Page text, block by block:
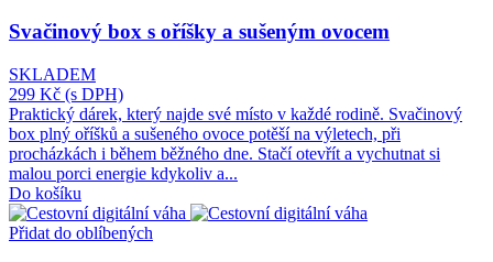
Svačinový box s oříšky a sušeným ovocem
SKLADEM
299 Kč (s DPH)
Praktický dárek, který najde své místo v každé rodině. Svačinový
box plný oříšků a sušeného ovoce potěší na výletech, při
procházkách i během běžného dne. Stačí otevřít a vychutnat si
malou porci energie kdykoliv a...
Do košíku
Přidat do oblíbených